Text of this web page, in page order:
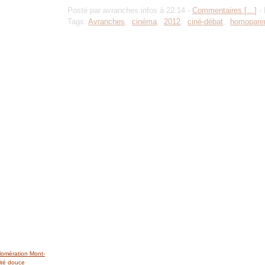
Mont-
douce
Posté par avranches infos à 22:14 - Commentaires […] -
Tags: Avranches, cinéma, 2012, ciné-débat,